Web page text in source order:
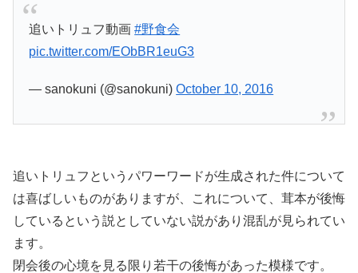
追いトリュフ動画#野食会
pic.twitter.com/EObBR1euG3
— sanokuni (@sanokuni)October 10, 2016
追いトリュフというパワーワードが生成された件について
は喜ばしいものがありますが、これについて、茸本が後悔
しているという説としていない説があり混乱が見られてい
ます。
閉会後の心境を見る限り若干の後悔があった模様です。